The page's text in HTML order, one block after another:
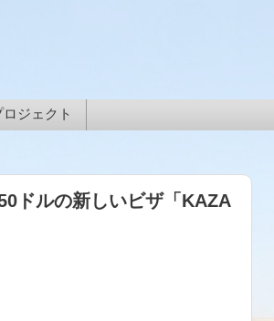
ジェクト
ドルの新しいビザ「KAZA